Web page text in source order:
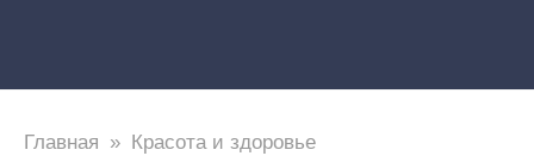
Главная » Красота и здоровье